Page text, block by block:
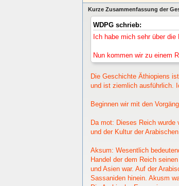
Kurze Zusammenfassung der
WDPG schrieb:
Ich habe mich sehr über
Nun kommen wir zu einem
Die Geschichte Äthiopiens
und ist ziemlich ausführlich.
Beginnen wir mit den
Da mot: Dieses Reich
und der Kultur der
Aksum: Wesentlich
Handel der dem Reich
und Asien war. Auf der
Sassaniden hinein. Akusm